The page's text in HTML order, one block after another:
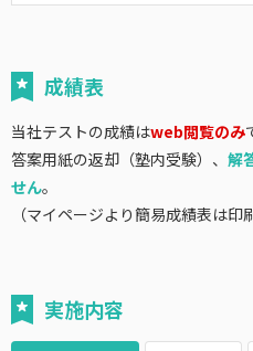
成績表
当社テストの成績はweb閲覧のみ
答案用紙の返却（塾内受験）、 解
せん。
（マイページより簡易成績表は印
実施内容